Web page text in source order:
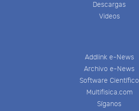
Descargas
Videos
Addlink e-News
Archivo e-News
Software Científico
Multifisica.com
Síganos